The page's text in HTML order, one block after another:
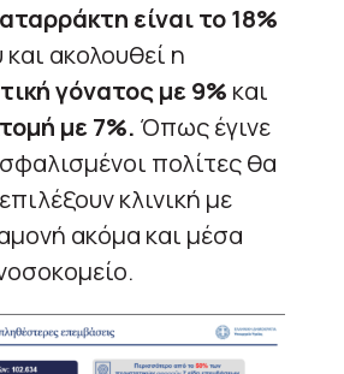
είναι το 18%
ακολουθεί η
γόνατος με 9% και
με 7%. Όπως έγινε
πολίτες θα
κλινική με
ακόμα και μέσα